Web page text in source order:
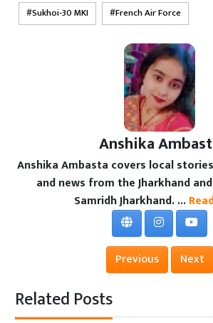
Sukhoi-30 MKI
French Air Force
Anshika
Anshika Ambasta covers local
and news from the Jharkhand
Samridh Jharkhand. ...
Previous Next
Related Posts